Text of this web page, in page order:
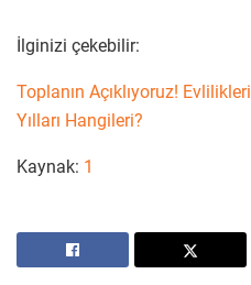
İlginizi çekebilir:
Toplanın Açıklıyoruz!
Yılları Hangileri?
Kaynak: 1